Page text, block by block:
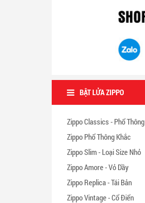
BẬT LỬA ZIPPO
Zippo Classics - Phổ Thông
Zippo Phổ Thông Khắc
Zippo Slim - Loại Size Nhỏ
Zippo Amore - Vỏ Dầy
Zippo Replica - Tái Bản
Zippo Vintage - Cổ Điển